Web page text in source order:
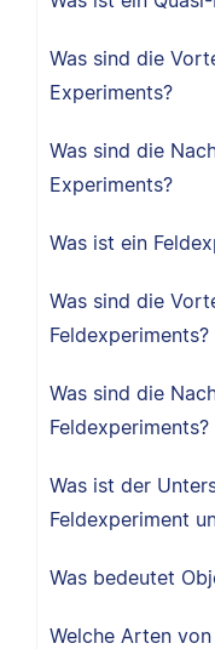
Was sind die
Experiments?
Was sind die
Experiments?
Was ist ein
Was sind die
Feldexperiments?
Was sind die
Feldexperiments?
Was ist der
Feldexperiment
Was bedeutet
Welche Arten